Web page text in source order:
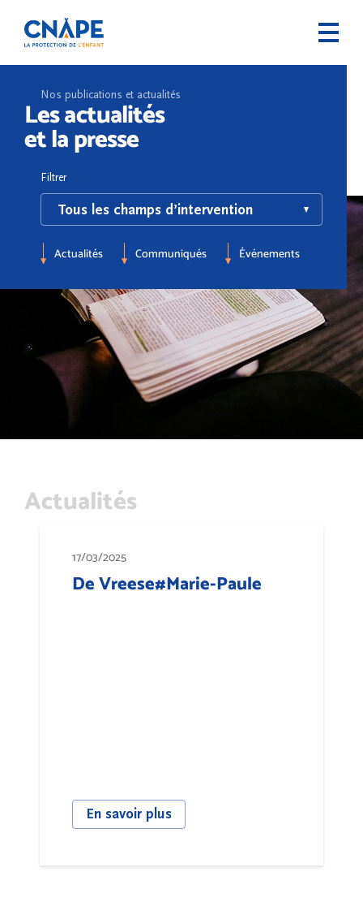
Nos publications et actualités
Les actualités
et la presse
Filtrer
Actualités Communiqués Événements
Actualités
17/03/2025
De Vreese#Marie-Paule
En savoir plus